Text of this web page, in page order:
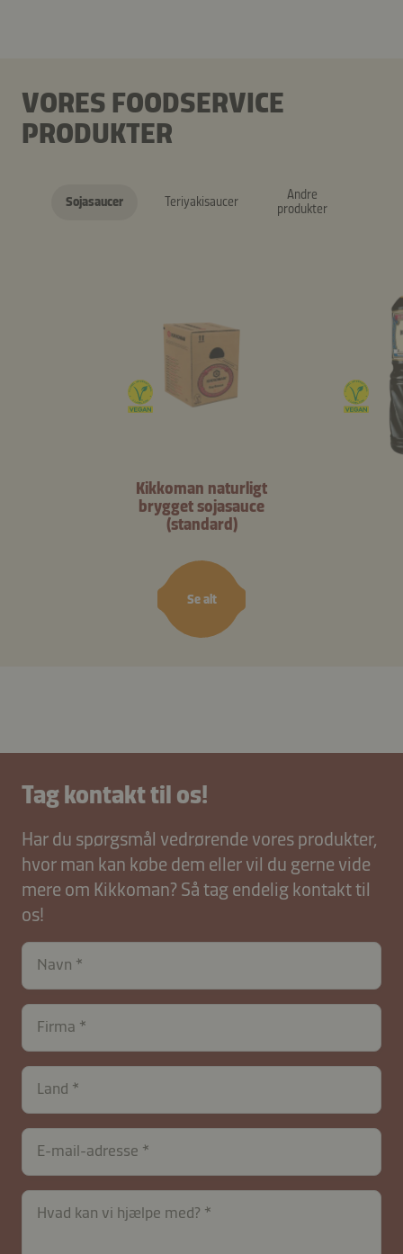
VORES FOODSERVICE
PRODUKTER
Se alt
Sojasaucer Teriyakisaucer
Andre
produkter
Kikkoman naturligt
brygget sojasauce
(standard)
Tag kontakt til os!
Har du spørgsmål vedrørende vores produkter,
hvor man kan købe dem eller vil du gerne vide
mere om Kikkoman? Så tag endelig kontakt til
os!
Navn
Firma
Land
E-mail-adresse
Hvad kan vi hjælpe med?